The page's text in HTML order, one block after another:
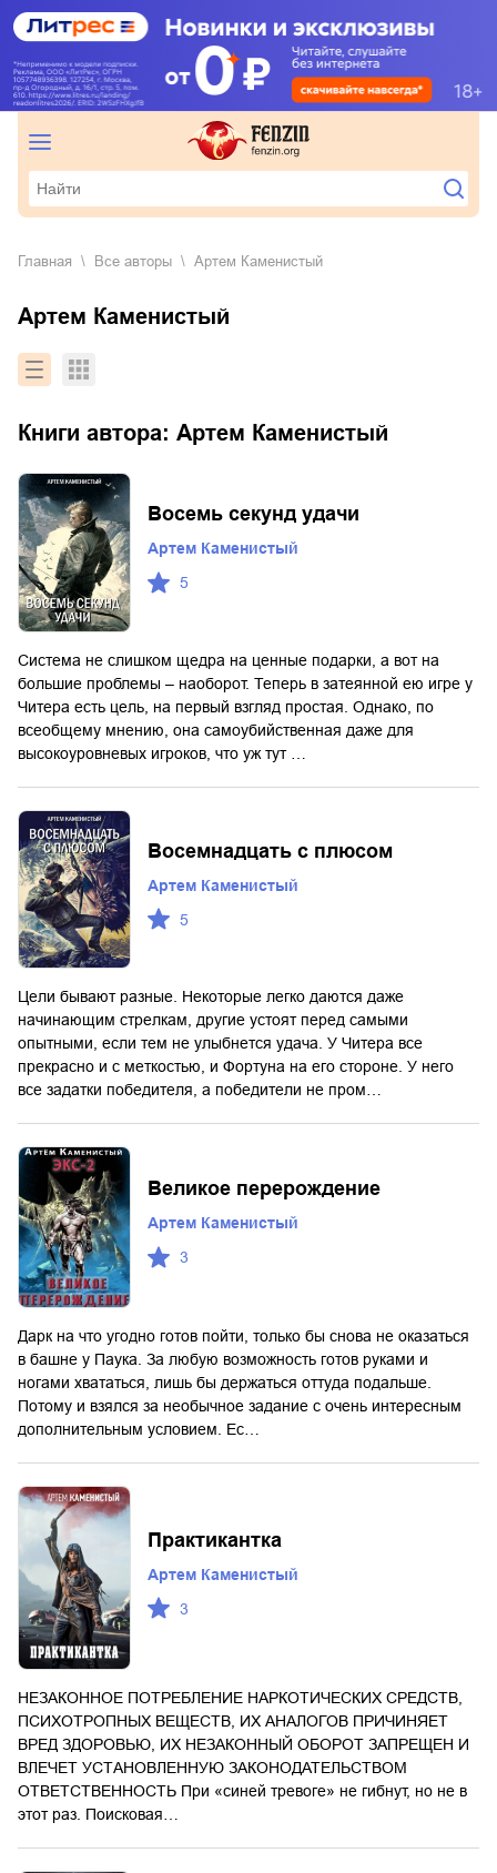
Главная Все авторы Артем Каменистый
Артем Каменистый
Книги автора: Артем Каменистый
Восемь секунд удачи
Артем Каменистый
5
Система не слишком щедра на ценные подарки, а вот на
большие проблемы – наоборот. Теперь в затеянной ею игре у
Читера есть цель, на первый взгляд простая. Однако, по
всеобщему мнению, она самоубийственная даже для
высокоуровневых игроков, что уж тут …
Восемнадцать с плюсом
Артем Каменистый
5
Цели бывают разные. Некоторые легко даются даже
начинающим стрелкам, другие устоят перед самыми
опытными, если тем не улыбнется удача. У Читера все
прекрасно и с меткостью, и Фортуна на его стороне. У него
все задатки победителя, а победители не пром…
Великое перерождение
Артем Каменистый
3
Дарк на что угодно готов пойти, только бы снова не оказаться
в башне у Паука. За любую возможность готов руками и
ногами хвататься, лишь бы держаться оттуда подальше.
Потому и взялся за необычное задание с очень интересным
дополнительным условием. Ес…
Практикантка
Артем Каменистый
3
НЕЗАКОННОЕ ПОТРЕБЛЕНИЕ НАРКОТИЧЕСКИХ СРЕДСТВ,
ПСИХОТРОПНЫХ ВЕЩЕСТВ, ИХ АНАЛОГОВ ПРИЧИНЯЕТ
ВРЕД ЗДОРОВЬЮ, ИХ НЕЗАКОННЫЙ ОБОРОТ ЗАПРЕЩЕН И
ВЛЕЧЕТ УСТАНОВЛЕННУЮ ЗАКОНОДАТЕЛЬСТВОМ
ОТВЕТСТВЕННОСТЬ При «синей тревоге» не гибнут, но не в
этот раз. Поисковая…